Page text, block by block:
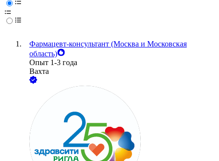
Фармацевт-консультант (Москва и Московская
область)
Опыт 1-3 года
Вахта